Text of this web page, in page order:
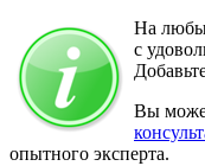
На
с
Вы
опытного эксперта.